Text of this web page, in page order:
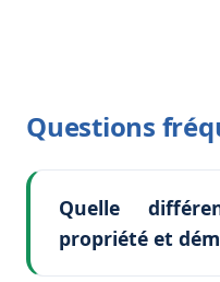
Questions
Quelle
propriété et